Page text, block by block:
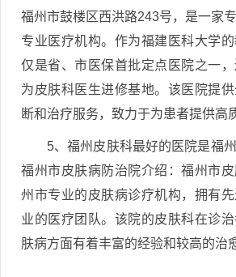
福州市鼓楼区西洪路243号，是一家
专业医疗机构。作为福建医科大学
仅是省、市医保首批定点医院之一
为皮肤科医生进修基地。该医院提
断和治疗服务，致力于为患者提供高
5、福州皮肤科最好的医院是福
福州市皮肤病防治院介绍：福州市
州市专业的皮肤病诊疗机构，拥有
业的医疗团队。该院的皮肤科在诊
肤病方面有着丰富的经验和较高的治